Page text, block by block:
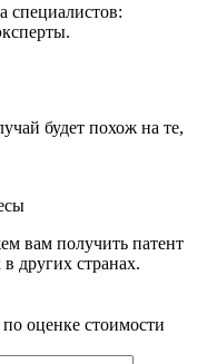
специалистов:
будет похож на те,
вам получить патент
других странах.
оценке стоимости